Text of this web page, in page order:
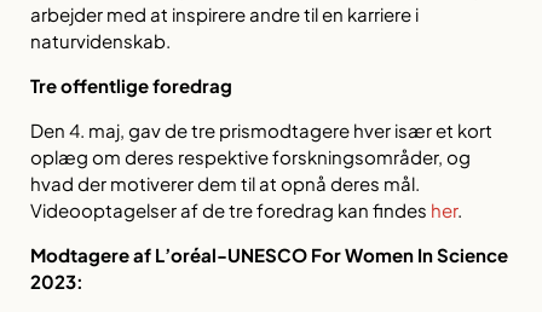
arbejder med at inspirere andre til en karriere i
naturvidenskab.
Tre offentlige foredrag
Den 4. maj, gav de tre prismodtagere hver især et kort
oplæg om deres respektive forskningsområder, og
hvad der motiverer dem til at opnå deres mål.
Videooptagelser af de tre foredrag kan findes her.
Modtagere af L’oréal-UNESCO For Women In Science
2023: